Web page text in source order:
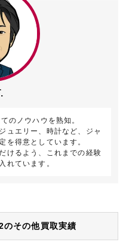
のノウハウを熟知。
ュエリー、時計など、ジャ
を得意としています。
けるよう、これまでの経験
れています。
のその他買取実績